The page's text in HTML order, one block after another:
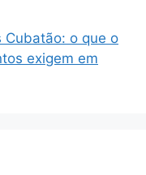
Cubatão: o que o
exigem em